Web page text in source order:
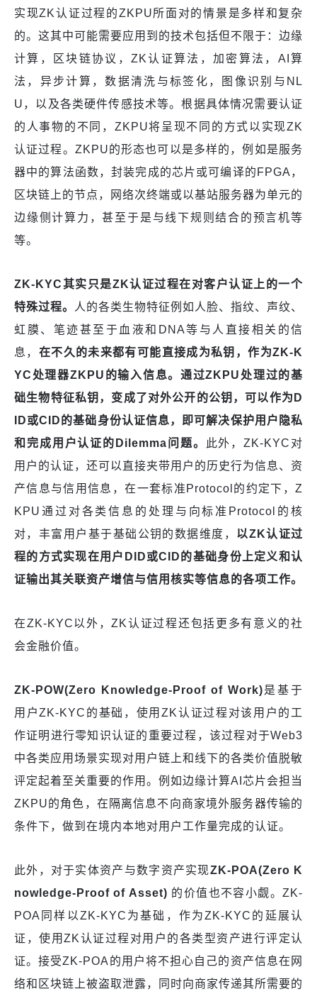
实现ZK认证过程的ZKPU所面对的情景是多样和复杂
的。这其中可能需要应用到的技术包括但不限于：边缘
计算，区块链协议，ZK认证算法，加密算法，AI算
法，异步计算，数据清洗与标签化，图像识别与NL
U，以及各类硬件传感技术等。根据具体情况需要认证
的人事物的不同，ZKPU将呈现不同的方式以实现ZK
认证过程。ZKPU的形态也可以是多样的，例如是服务
器中的算法函数，封装完成的芯片或可编译的FPGA，
区块链上的节点，网络次终端或以基站服务器为单元的
边缘侧计算力，甚至于是与线下规则结合的预言机等
等。
ZK-KYC其实只是Z K认证过程在对客户认证上的一个
特殊过程。
人的各类生物特征例如人脸、指纹、声纹、
虹膜、笔迹甚至于血液和DNA等与人直接相关的信
息， 在不久的未来都有可能直接成为私钥，作为ZK-K
YC处理器ZKPU的输入信息。通过ZKPU处理过的基
础生物特征私钥，变成了对外公开的公钥，可以作为 D
ID或C ID的基础身份认证信息，即可解决保护用户隐私
和完成用户认证的Dilemma问题。
此外，ZK-KYC对
用户的认证，还可以直接夹带用户的历史行为信息、资
产信息与信用信息，在一套标准Protocol的约定下，Z
KPU通过对各类信息的处理与向标准Protocol的核
对，丰富用户基于基础公钥的数据维度， 以Z K认证过
程的方式实现在用户D ID或C ID的基础身份上定义和认
证输出其关联资产增信与信用核实等信息的各项工作。
在ZK-KYC以外，ZK认证过程还包括更多有意义的社
会金融价值。
ZK- POW(Zero Knowledge- Proofof Work)是基于
用户ZK-KYC的基础，使用ZK认证过程对该用户的工
作证明进行零知识认证的重要过程，该过程对于Web3
中各类应用场景实现对用户链上和线下的各类价值脱敏
评定起着至关重要的作用。例如边缘计算AI芯片会担当
ZKPU的角色，在隔离信息不向商家境外服务器传输的
条件下，做到在境内本地对用户工作量完成的认证。
此外，对于实体资产与数字资产实现ZK- POA(Zero K
nowledge- Proof of Asset) 的价值也不容小觑。ZK-
POA同样以ZK-KYC为基础，作为ZK-KYC的延展认
证，使用ZK认证过程对用户的各类型资产进行评定认
证。接受ZK-POA的用户将不担心自己的资产信息在网
络和区块链上被盗取泄露，同时向商家传递其所需要的